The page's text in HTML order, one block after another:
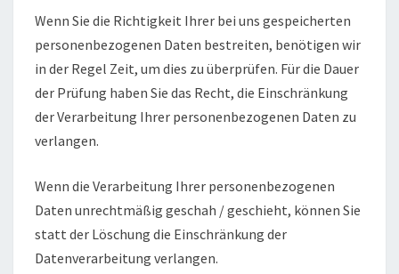
Wenn Sie die Richtigkeit Ihrer bei uns gespeicherten
personenbezogenen Daten bestreiten, benötigen wir
in der Regel Zeit, um dies zu überprüfen. Für die Dauer
der Prüfung haben Sie das Recht, die Einschränkung
der Verarbeitung Ihrer personenbezogenen Daten zu
verlangen.
Wenn die Verarbeitung Ihrer personenbezogenen
Daten unrechtmäßig geschah / geschieht, können Sie
statt der Löschung die Einschränkung der
Datenverarbeitung verlangen.